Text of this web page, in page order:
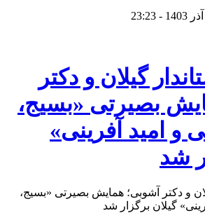
گیلان و دکتر
بصیرتی «بسیج،
امید آفرینی»
شد